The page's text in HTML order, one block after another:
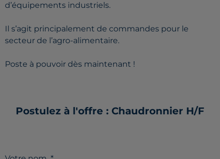
d’équipements industriels.
Il s’agit principalement de commandes pour le
secteur de l’agro-alimentaire.
Poste à pouvoir dès maintenant !
Postulez à l'offre : Chaudronnier H/F